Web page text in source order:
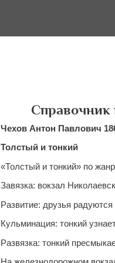
Справочник
Чехов Антон Павлович
Толстый и тонкий
«Толстый и тонкий» по
Завязка: вокзал
Развитие: друзья
Кульминация: тонкий
Развязка: тонкий